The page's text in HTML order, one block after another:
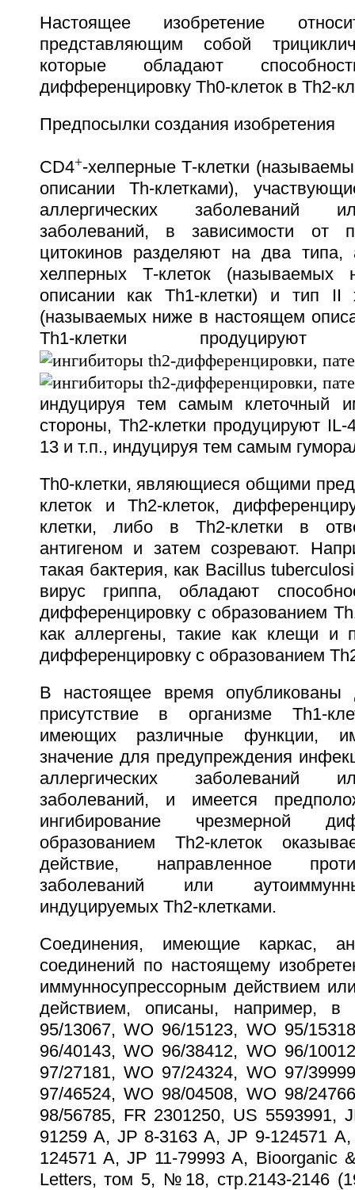
Настоящее изобретение
представляющим собой
которые обладают
дифференцировку Th0-клеток в Тh2-
Предпосылки создания изобретения
СD4+-хелперные Т-клетки
описании Th-клетками),
аллергических заболеваний
заболеваний, в зависимости от
цитокинов разделяют на два
хелперных Т-клеток
описании как Тh1-клетки) и тип II
(называемых ниже в настоящем
Тh1-клетки
индуцируя тем самым клеточный
стороны, Тh2-клетки продуцируют
13 и т.п., индуцируя тем самым
Th0-клетки, являющиеся общими
клеток и Th2-клеток,
клетки, либо в Тh2-клетки в
антигеном и затем созревают.
такая бактерия, как Bacillus
вирус гриппа, обладают
дифференцировку с образованием
как аллергены, такие как клещи и
дифференцировку с образованием
В настоящее время
присутствие в организме Тh1-
имеющих различные функции,
значение для предупреждения
аллергических заболеваний
заболеваний, и имеется
ингибирование чрезмерной
образованием Тh2-клеток
действие, направленное
заболеваний или
индуцируемых Тh2-клетками.
Соединения, имеющие каркас,
соединений по настоящему
иммунносупрессорным действием
действием, описаны, например,
95/13067, WO 96/15123, WO 95/
96/40143, WO 96/38412, WO 96/
97/27181, WO 97/24324, WO 97/
97/46524, WO 98/04508, WO 98/
98/56785, FR 2301250, US 5593991,
91259 A, JP 8-3163 A, JP 9-124571
124571 A, JP 11-79993 A, Bioorganic
Letters, том 5, №18, стр.2143-2146